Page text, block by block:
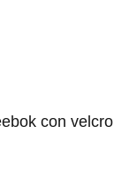
con velcro